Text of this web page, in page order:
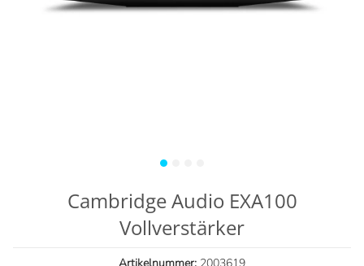
Cambridge Audio EXA100
Vollverstärker